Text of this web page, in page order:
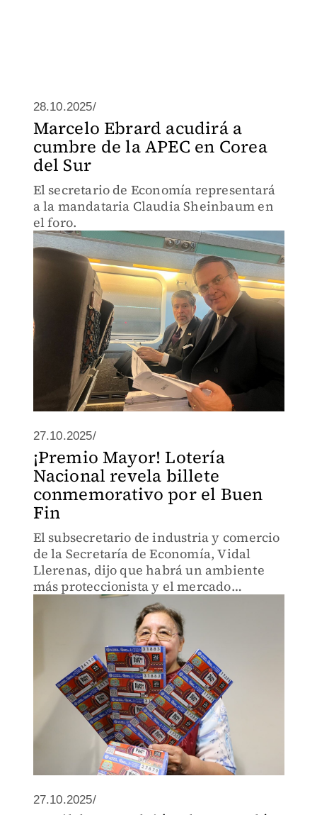
28.10.2025/
Marcelo Ebrard acudirá a
cumbre de la APEC en Corea
del Sur
El secretario de Economía representará
a la mandataria Claudia Sheinbaum en
el foro.
27.10.2025/
¡Premio Mayor! Lotería
Nacional revela billete
conmemorativo por el Buen
Fin
El subsecretario de industria y comercio
de la Secretaría de Economía, Vidal
Llerenas, dijo que habrá un ambiente
más proteccionista y el mercado
nacional tendrá un peso mayor.
27.10.2025/